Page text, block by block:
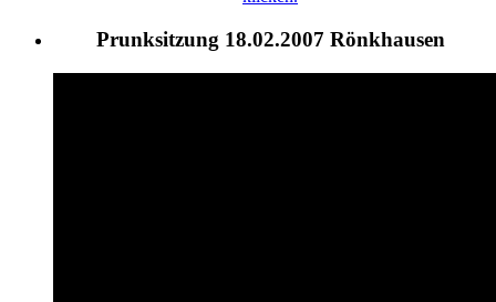
Prunksitzung 18.02.2007 Rönkhausen